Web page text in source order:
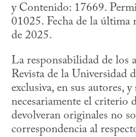
y Contenido: 17669.
01025. Fecha de la última
de 2025.
La responsabilidad de los
Revista de la Universidad
exclusiva, en sus autores,
necesariamente el criterio
devolveran originales no
correspondencia al